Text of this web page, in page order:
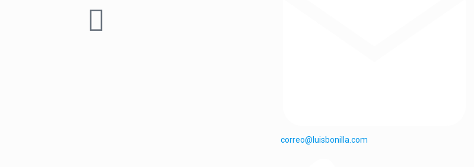
correo@luisbonilla.com